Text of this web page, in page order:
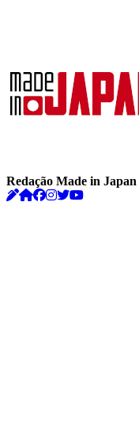
Redação Made in Japan